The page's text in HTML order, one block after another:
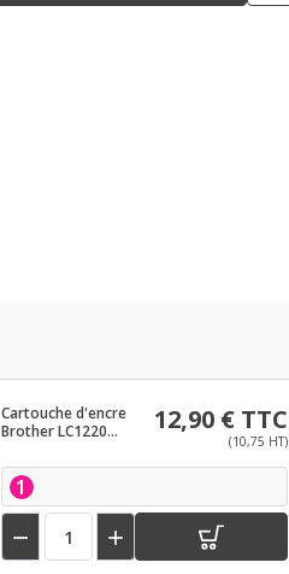
Cartouche d'encre
Brother LC1220
12,90 € TTC
(10,75 HT)
1
 